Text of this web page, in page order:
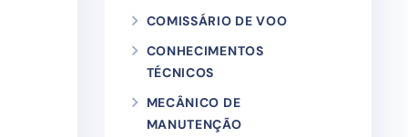
COMISSÁRIO DE VOO
CONHECIMENTOS
TÉCNICOS
MECÂNICO DE
MANUTENÇÃO